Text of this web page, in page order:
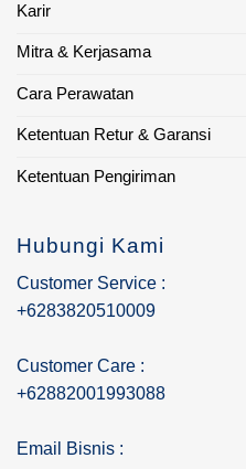
Karir
Mitra & Kerjasama
Cara Perawatan
Ketentuan Retur & Garansi
Ketentuan Pengiriman
Hubungi Kami
Customer Service :
+6283820510009
Customer Care :
+62882001993088
Email Bisnis :